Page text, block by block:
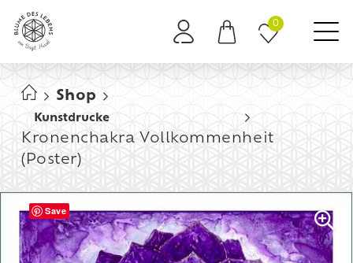
0
Shop
Kunstdrucke
Kronenchakra Vollkommenheit
(Poster)
Save